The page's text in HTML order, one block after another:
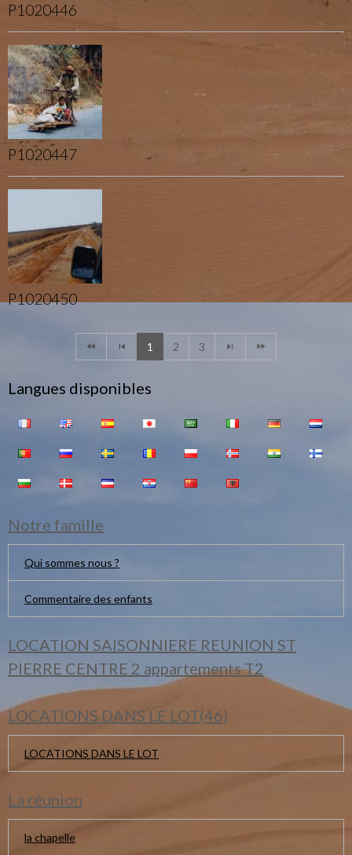
P1020446
P1020447
P1020450
1 2 3
Langues disponibles
Notre famille
Qui sommes nous ?
Commentaire des enfants
LOCATION SAISONNIERE REUNION ST
PIERRE CENTRE 2 appartements T2
LOCATIONS DANS LE LOT(46)
LOCATIONS DANS LE LOT
La réunion
la chapelle